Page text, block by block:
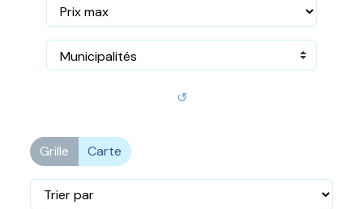
Municipalités
↺
Grille Carte